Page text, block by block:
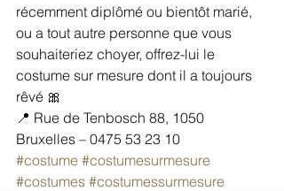
récemment diplômé ou bientôt marié,
ou a tout autre personne que vous
souhaiteriez choyer, offrez-lui le
costume sur mesure dont il a toujours
rêvé 🎀
📍 Rue de Tenbosch 88, 1050
Bruxelles – 0475 53 23 10
#costume #costumesurmesure
#costumes #costumessurmesure